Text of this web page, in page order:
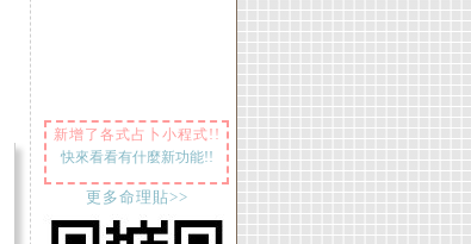
新增了各式占卜小程式!!
快來看看有什麼新功能!!
更多命理貼>>